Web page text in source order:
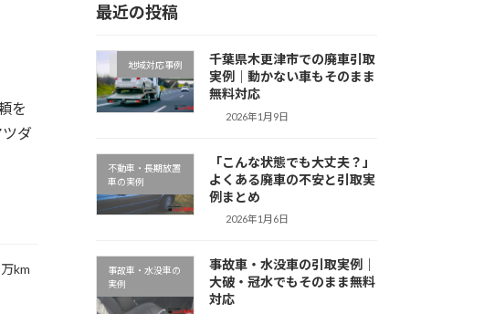
を
ダ
km
最近の投稿
地域対応事例
千葉県木更津市での廃車引取
実例｜動かない車もそのまま
無料対応
2026年1月9日
不動車・長期放置
車の実例
「こんな状態でも大丈夫？」
よくある廃車の不安と引取実
例まとめ
2026年1月6日
事故車・水没車の
実例
事故車・水没車の引取実例｜
大破・冠水でもそのまま無料
対応